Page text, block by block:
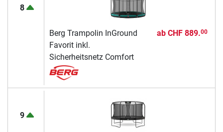
8
Berg Trampolin InGround
Favorit inkl.
Sicherheitsnetz Comfort
ab CHF 889.00
9